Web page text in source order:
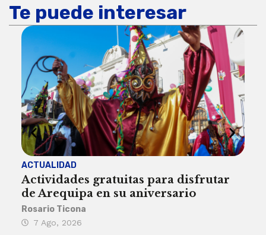
Te puede interesar
ACTUALIDAD
Actividades gratuitas para disfrutar
de Arequipa en su aniversario
Rosario Ticona
7 Ago, 2026